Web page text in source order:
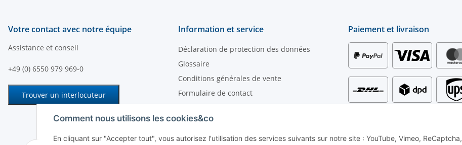
Comment nous utilisons les cookies&co
En cliquant sur "Accepter tout", vous autorisez l'utilisation des services suivants sur notre site : YouTube, Vimeo, ReCaptcha,
Votre contact avec notre équipe
Assistance et conseil
+49 (0) 6550 979 969-0
Trouver un interlocuteur
Information et service
Déclaration de protection des données
Glossaire
Conditions générales de vente
Formulaire de contact
Informations sur la livraison
Mentions légales
Paiement et livraison